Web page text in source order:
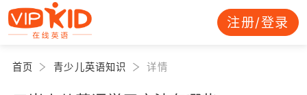
注册/登录
首页 青少儿英语知识 详情